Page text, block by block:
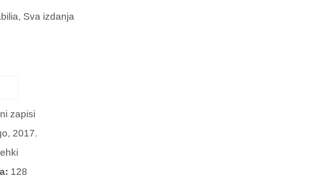
, Sva izdanja
zapisi
2017.
128